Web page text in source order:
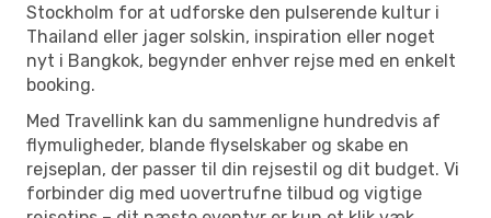
Stockholm for at udforske den pulserende kultur i
Thailand eller jager solskin, inspiration eller noget
nyt i Bangkok, begynder enhver rejse med en enkelt
booking.
Med Travellink kan du sammenligne hundredvis af
flymuligheder, blande flyselskaber og skabe en
rejseplan, der passer til din rejsestil og dit budget. Vi
forbinder dig med uovertrufne tilbud og vigtige